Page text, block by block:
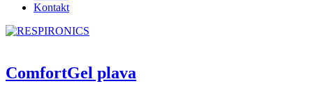
Kontakt
ComfortGel plava